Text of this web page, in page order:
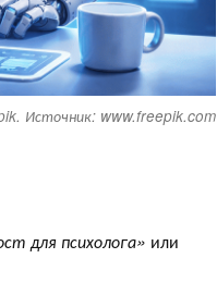
Источник: www.freepik.com
для психолога» или